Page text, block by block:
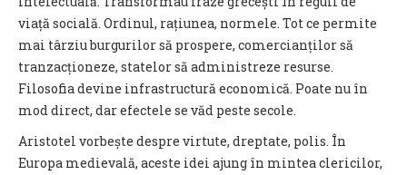
viață socială. Ordinul, rațiunea, normele. Tot ce permite
mai târziu burgurilor să prospere, comercianților să
tranzacționeze, statelor să administreze resurse.
Filosofia devine infrastructură economică. Poate nu în
mod direct, dar efectele se văd peste secole.
Aristotel vorbește despre virtute, dreptate, polis. În
Europa medievală, aceste idei ajung în mintea clericilor,